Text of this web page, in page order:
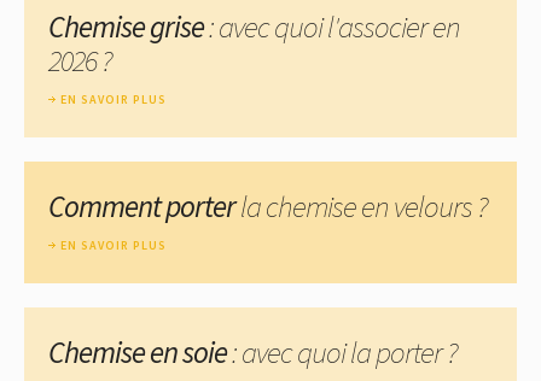
Chemise grise: avec quoi l'associer en
2026 ?
EN SAVOIR PLUS
Comment porterla chemise en velours ?
EN SAVOIR PLUS
Chemise en soie: avec quoi la porter ?